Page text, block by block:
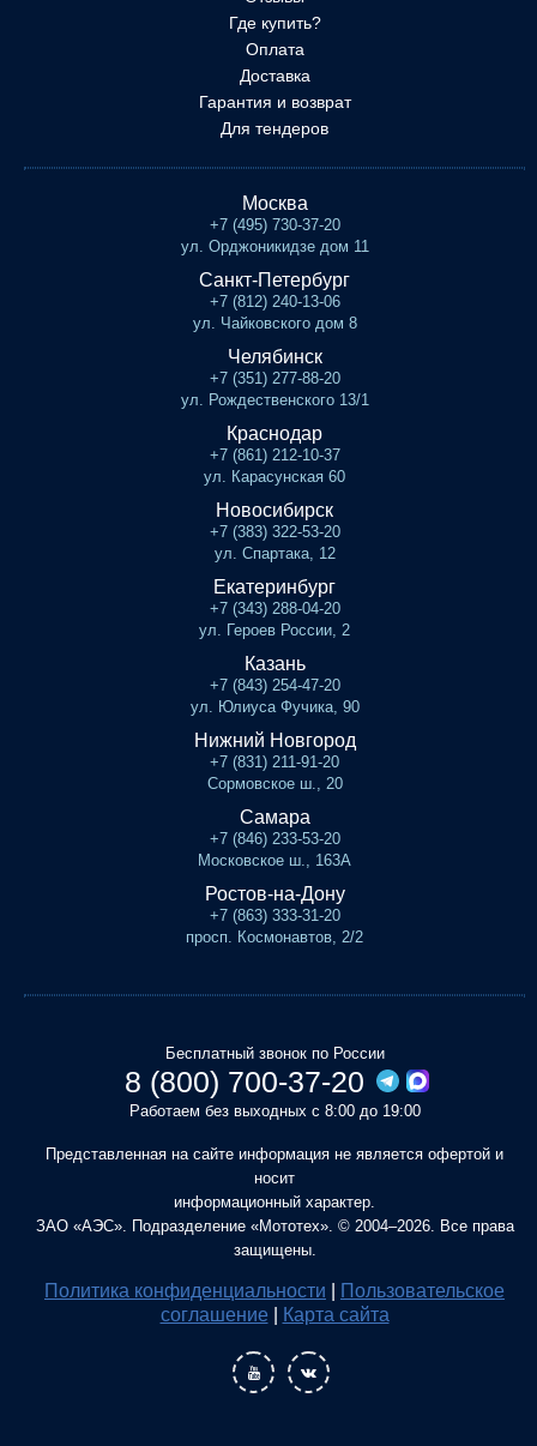
Где купить?
Оплата
Доставка
Гарантия и возврат
Для тендеров
Москва
+7 (495) 730-37-20
ул. Орджоникидзе дом 11
Санкт-Петербург
+7 (812) 240-13-06
ул. Чайковского дом 8
Челябинск
+7 (351) 277-88-20
ул. Рождественского 13/1
Краснодар
+7 (861) 212-10-37
ул. Карасунская 60
Новосибирск
+7 (383) 322-53-20
ул. Спартака, 12
Екатеринбург
+7 (343) 288-04-20
ул. Героев России, 2
Казань
+7 (843) 254-47-20
ул. Юлиуса Фучика, 90
Нижний Новгород
+7 (831) 211-91-20
Сормовское ш., 20
Самара
+7 (846) 233-53-20
Московское ш., 163А
Ростов-на-Дону
+7 (863) 333-31-20
просп. Космонавтов, 2/2
Бесплатный звонок по России
8 (800) 700-37-20
Работаем без выходных с 8:00 до 19:00
Представленная на сайте информация не является офертой и
носит
информационный характер.
ЗАО «АЭС». Подразделение «Мототех». © 2004–2026. Все права
защищены.
Политика конфиденциальности
Пользовательское
соглашение
Карта сайта